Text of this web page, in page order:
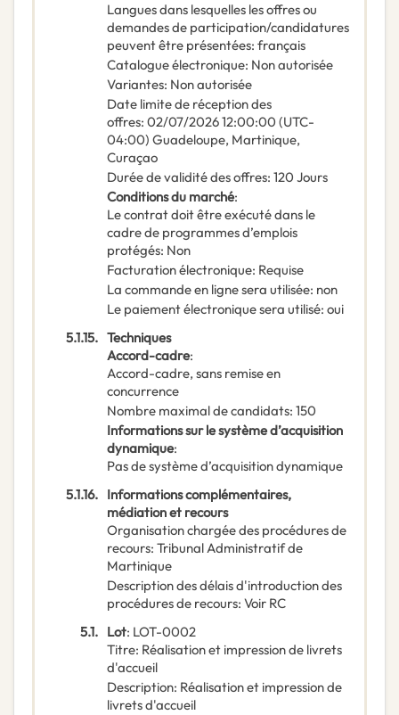
Langues dans lesquelles les offres ou
demandes de participation/candidatures
peuvent être présentées: français
Catalogue électronique: Non autorisée
Variantes: Non autorisée
Date limite de réception des
offres: 02/07/202612:00:00 (UTC-
04:00) Guadeloupe, Martinique,
Curaçao
Durée de validité des offres: 120 Jours
Conditions du marché:
Le contrat doit être exécuté dans le
cadre de programmes d’emplois
protégés: Non
Facturation électronique: Requise
La commande en ligne sera utilisée: non
Le paiement électronique sera utilisé: oui
5.1.15. Techniques
Accord-cadre:
Accord-cadre, sans remise en
concurrence
Nombre maximal de candidats: 150
Informations sur le système d’acquisition
dynamique:
Pas de système d’acquisition dynamique
5.1.16. Informations complémentaires,
médiation et recours
Organisation chargée des procédures de
recours: Tribunal Administratif de
Martinique
Description des délais d'introduction des
procédures de recours: Voir RC
5.1. Lot: LOT-0002
Titre: Réalisation et impression de livrets
d'accueil
Description: Réalisation et impression de
livrets d'accueil